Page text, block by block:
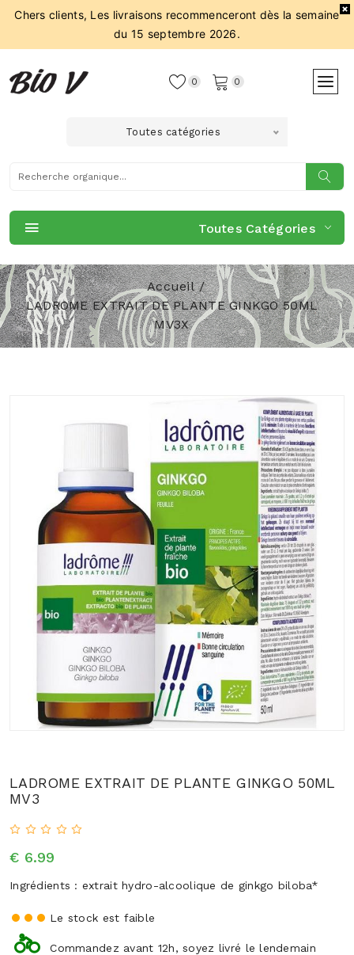
Chers clients, Les livraisons recommenceront dès la semaine
du 15 septembre 2026.
0 0
Toutes catégories
Toutes Catégories
Accueil
LADROME EXTRAIT DE PLANTE GINKGO 50ML
MV3X
LADROME EXTRAIT DE PLANTE GINKGO 50ML
MV3
€ 6.99
Ingrédients : extrait hydro-alcoolique de ginkgo biloba*
Le stock est faible
Commandez avant 12h, soyez livré le lendemain